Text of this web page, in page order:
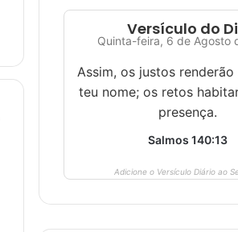
Versículo do
Quinta-feira, 6 de Agosto
Assim, os justos renderão
teu nome; os retos
presença.
Salmos 140:13
Adicione o Versículo Diário ao